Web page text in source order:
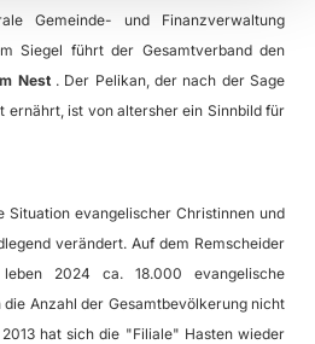
Gemeinde- und Finanzverwaltung
Siegel führt der Gesamtverband den
Nest. Der Pelikan, der nach der Sage
ernährt, ist von altersher ein Sinnbild für
Situation evangelischer Christinnen und
verändert. Auf dem Remscheider
2024 ca. 18.000 evangelische
Anzahl der Gesamtbevölkerung nicht
hat sich die "Filiale" Hasten wieder